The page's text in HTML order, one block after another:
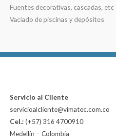
Fuentes decorativas, cascadas, etc
Vaciado de piscinas y depósitos
Servicio al Cliente
servicioalcliente@vimatec.com.co
Cel.: (+57) 316 4700910
Medellín – Colombia